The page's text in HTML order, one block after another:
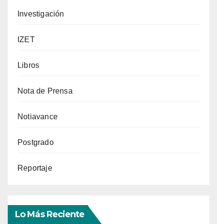
Investigación
IZET
Libros
Nota de Prensa
Notiavance
Postgrado
Reportaje
Lo Más Reciente